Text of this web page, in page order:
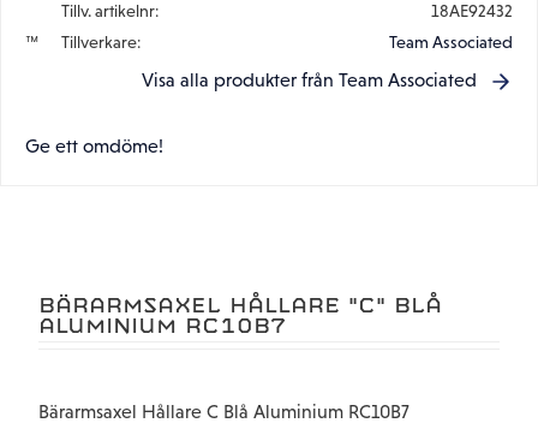
Tillv. artikelnr
18AE92432
Tillverkare
Team Associated
Visa alla produkter från Team Associated
Ge ett omdöme!
BÄRARMSAXEL HÅLLARE "C" BLÅ
ALUMINIUM RC10B7
Bärarmsaxel Hållare C Blå Aluminium RC10B7